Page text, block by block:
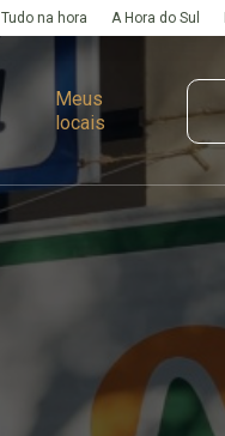
Tudo na hora A Hora do Sul
Meus
locais